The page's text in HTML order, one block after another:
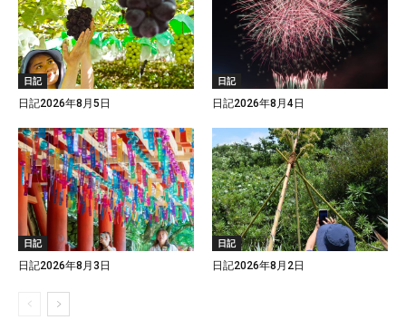
日記
日記2026年8月5日
日記
日記2026年8月4日
日記
日記2026年8月3日
日記
日記2026年8月2日